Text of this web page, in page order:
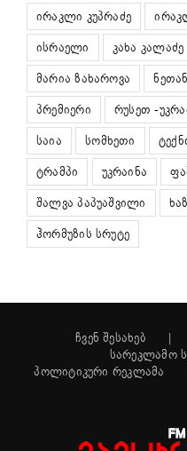
ირაკლი კუპრაძე
ისრაელი
კახა კალაძე
მარია ზახაროვა
პრემიერი
რუსეთ -
საია
სომხეთი
ტრამპი
უკრაინა
შალვა პაპუაშვილი
ჰორმუზის სრუტე
ჩვენ შესახებ
სარეკლამო
პოლიტიკური რეკლამა